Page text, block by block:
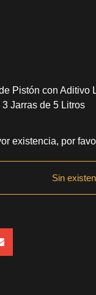
Pistón con Aditivo
Jarras de 5 Litros
existencia, por
Sin